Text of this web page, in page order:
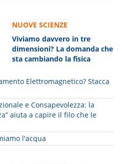
NUOVE SCIENZE
Viviamo davvero in tre
dimensioni? La domanda che
sta cambiando la fisica
Elettromagnetico? Stacca
e Consapevolezza: la
aiuta a capire il filo che le
l'acqua